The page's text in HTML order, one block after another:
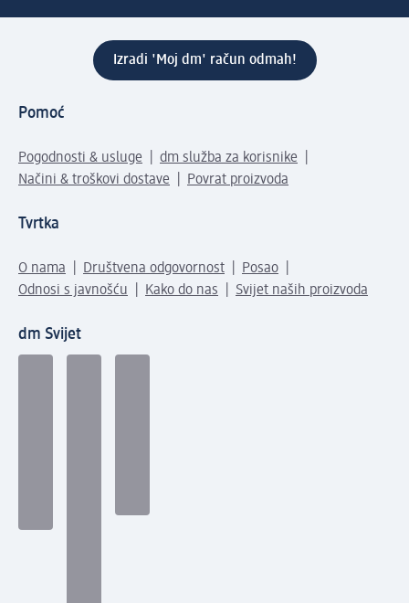
Izradi 'Moj dm' račun odmah!
Pomoć
Pogodnosti & usluge
dm služba za korisnike
Načini & troškovi dostave
Povrat proizvoda
Tvrtka
O nama Društvena odgovornost
Posao
Odnosi s javnošću
Kako do nas Svijet naših proizvoda
dm Svijet